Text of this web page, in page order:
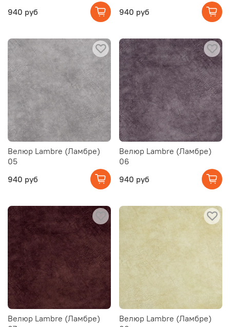
940 руб
940 руб
Велюр Lambre (Ламбре)
05
940 руб
Велюр Lambre (Ламбре)
06
940 руб
Велюр Lambre (Ламбре)
Велюр Lambre (Ламбре)